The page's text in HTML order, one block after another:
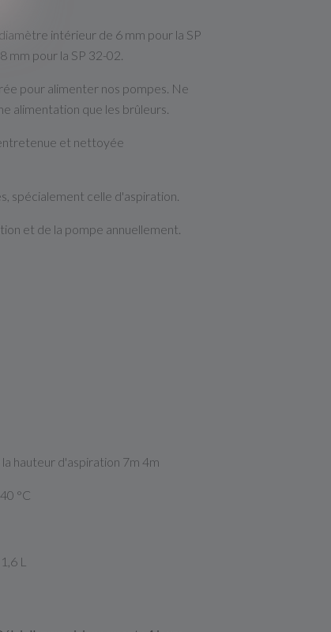
intérieur de 6 mm pour la SP
pour la SP 32-02.
pour alimenter nos pompes. Ne
alimentation que les brûleurs.
et nettoyée
spécialement celle d'aspiration.
et de la pompe annuellement.
hauteur d'aspiration 7m 4m
°C
L